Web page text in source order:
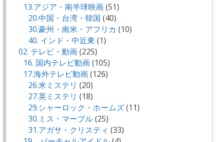
13.アジア・南半球映画(51)
20.中国・台湾・韓国 (40)
30.豪州・南米・アフリカ (10)
40. インド・中近東 (1)
02. テレビ・動画(225)
16. 国内テレビ動画(105)
17.海外テレビ動画(126)
26.米ミステリ (20)
27.英ミステリ (18)
29.シャーロック・ホームズ(11)
30.ミス・マープル(25)
31.アガサ・クリスティ (33)